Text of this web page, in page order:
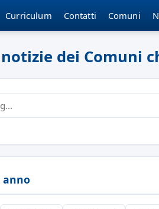
Curriculum Contatti Comuni
dei Comuni
anno